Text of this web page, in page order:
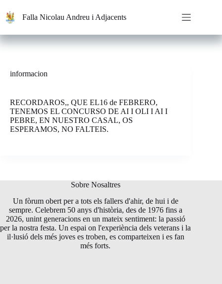
contenido
Falla Nicolau Andreu i Adjacents
informacion
RECORDAROS,, QUE EL16 de FEBRERO,
TENEMOS EL CONCURSO DE AI I OLI I AI I
PEBRE, EN NUESTRO CASAL, OS
ESPERAMOS, NO FALTEIS.
Sobre Nosaltres
Un fòrum obert per a tots els fallers d'ahir, de hui i de
sempre. Celebrem 50 anys d'història, des de 1976 fins a
2026, unint generacions en un mateix sentiment: la passió
per la nostra festa. Un espai on l'experiència dels veterans i la
il·lusió dels més joves es troben, es comparteixen i es fan
més forts.